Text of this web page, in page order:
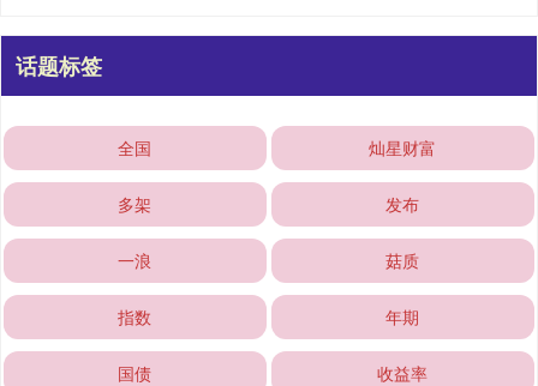
话题标签
全国 灿星财富
多架 发布
一浪 菇质
指数 年期
国债 收益率